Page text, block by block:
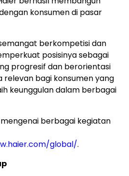
konsumen di pasar
berkompetisi dan
posisinya sebagai
progresif dan berorientasi
bagi konsumen yang
keunggulan dalam berbagai
berbagai kegiatan
global/.